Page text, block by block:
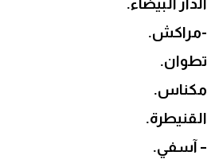
الدار البيضاء.
-مراكش.
تطوان.
مكناس.
القنيطرة.
– آسفي.